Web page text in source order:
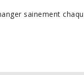
sainement